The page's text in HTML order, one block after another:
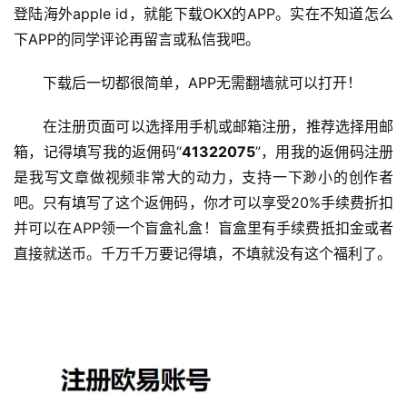
登陆海外apple id，就能下载OKX的APP。实在不知道怎么
下APP的同学评论再留言或私信我吧。
下载后一切都很简单，APP无需翻墙就可以打开！
在注册页面可以选择用手机或邮箱注册，推荐选择用邮
箱，记得填写我的返佣码“41322075”，用我的返佣码注册
是我写文章做视频非常大的动力，支持一下渺小的创作者
吧。只有填写了这个返佣码，你才可以享受20%手续费折扣
并可以在APP领一个盲盒礼盒！盲盒里有手续费抵扣金或者
直接就送币。千万千万要记得填，不填就没有这个福利了。